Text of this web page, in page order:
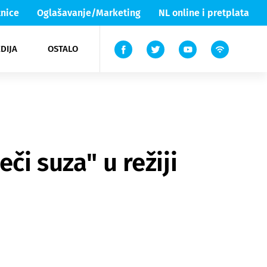
Oglašavanje/Marketing NL online i pretplata
OSTALO
Lika & Senj
TV
suza" u režiji